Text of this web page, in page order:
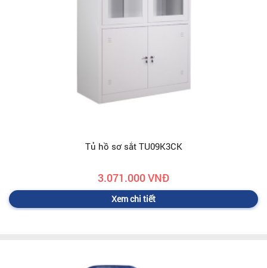
Tủ hồ sơ sắt TU09K3CK
3.071.000 VNĐ
Xem chi tiết